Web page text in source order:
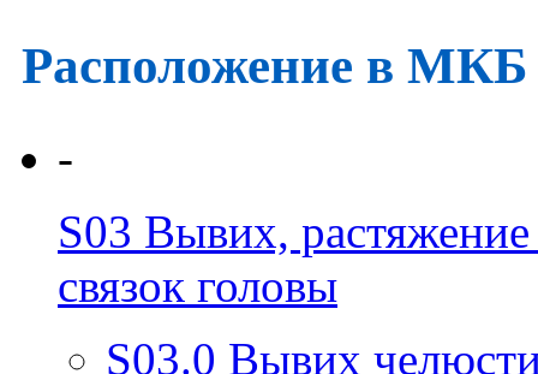
Расположение в
-
S03 Вывих,
связок головы
S03.0 Вывих